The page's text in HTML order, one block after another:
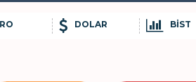
DOLAR BİST